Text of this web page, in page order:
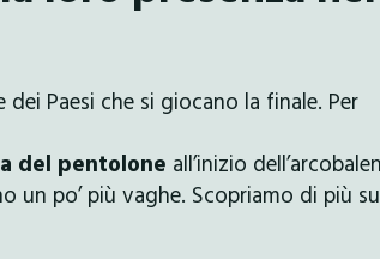
Paesi che si giocano la finale. Per
del pentolone all’inizio
un po’ più vaghe. Scopriamo di più su